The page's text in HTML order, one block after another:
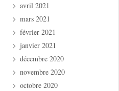
avril 2021
mars 2021
février 2021
janvier 2021
décembre 2020
novembre 2020
octobre 2020